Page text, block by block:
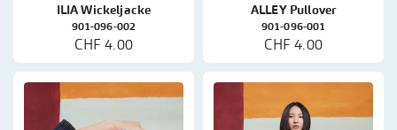
ILIA Wickeljacke
901-096-002
CHF 4.00
ALLEY Pullover
901-096-001
CHF 4.00